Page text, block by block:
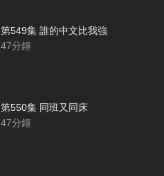
第549集 誰的中文比我強
47分鐘
第550集 同班又同床
47分鐘